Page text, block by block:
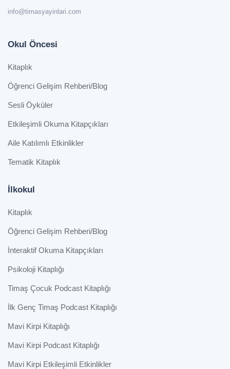
info@timasyayinlari.com
Okul Öncesi
Kitaplık
Öğrenci Gelişim Rehberi/Blog
Sesli Öyküler
Etkileşimli Okuma Kitapçıkları
Aile Katılımlı Etkinlikler
Tematik Kitaplık
İlkokul
Kitaplık
Öğrenci Gelişim Rehberi/Blog
İnteraktif Okuma Kitapçıkları
Psikoloji Kitaplığı
Timaş Çocuk Podcast Kitaplığı
İlk Genç Timaş Podcast Kitaplığı
Mavi Kirpi Kitaplığı
Mavi Kirpi Podcast Kitaplığı
Mavi Kirpi Etkileşimli Etkinlikler